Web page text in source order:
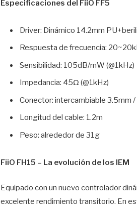
Especificaciones del FiiO FF5
Driver: Dinámico 14.2mm
Respuesta de frecuencia:
Sensibilidad: 105dB/mW (@1kHz)
Impedancia: 45Ω (@1kHz)
Conector: intercambiable 3.5mm
Longitud del cable: 1.2m
Peso: alrededor de 31g
FiiO FH15 – La evolución de los IEM
Equipado con un nuevo controlador
excelente rendimiento transitorio. En